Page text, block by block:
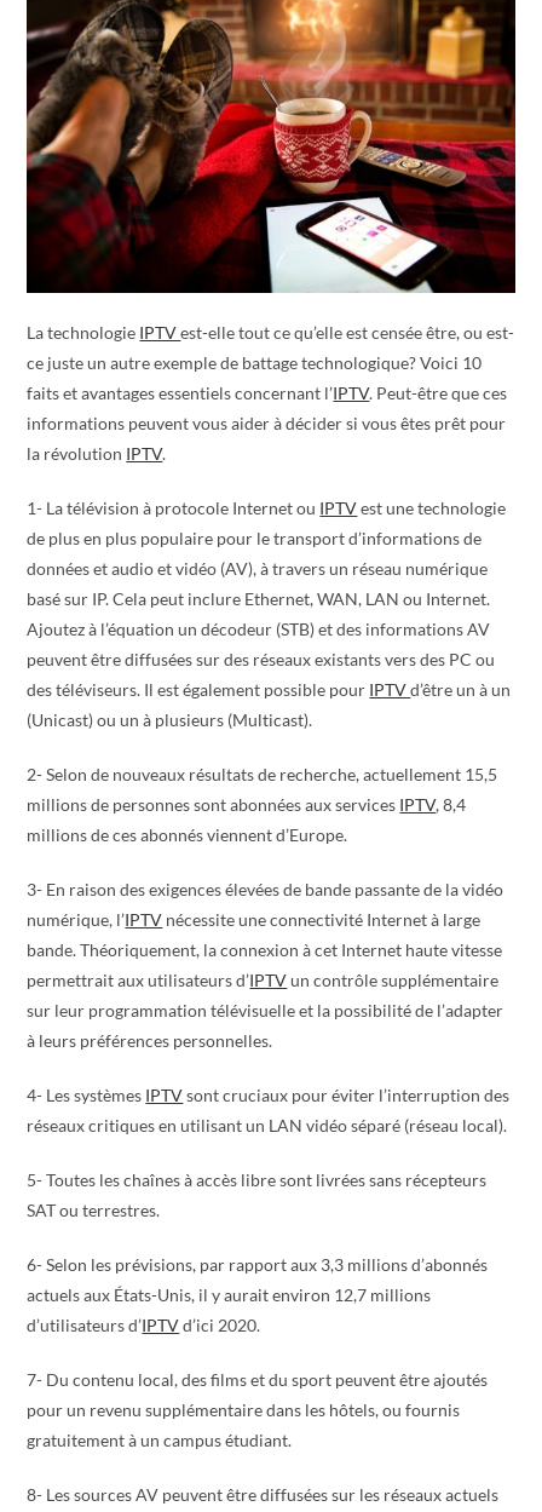
La technologie IPTVest-elle tout ce qu’elle est censée être, ou est-
ce juste un autre exemple de battage technologique? Voici 10
faits et avantages essentiels concernant l’IPTV. Peut-être que ces
informations peuvent vous aider à décider si vous êtes prêt pour
la révolution IPTV.
1- La télévision à protocole Internet ou IPTVest une technologie
de plus en plus populaire pour le transport d’informations de
données et audio et vidéo (AV), à travers un réseau numérique
basé sur IP. Cela peut inclure Ethernet, WAN, LAN ou Internet.
Ajoutez à l’équation un décodeur (STB) et des informations AV
peuvent être diffusées sur des réseaux existants vers des PC ou
des téléviseurs. Il est également possible pour IPTVd’être un à un
(Unicast) ou un à plusieurs (Multicast).
2- Selon de nouveaux résultats de recherche, actuellement 15,5
millions de personnes sont abonnées aux services IPTV, 8,4
millions de ces abonnés viennent d’Europe.
3- En raison des exigences élevées de bande passante de la vidéo
numérique, l’IPTV nécessite une connectivité Internet à large
bande. Théoriquement, la connexion à cet Internet haute vitesse
permettrait aux utilisateurs d’IPTVun contrôle supplémentaire
sur leur programmation télévisuelle et la possibilité de l’adapter
à leurs préférences personnelles.
4- Les systèmes IPTVsont cruciaux pour éviter l’interruption des
réseaux critiques en utilisant un LAN vidéo séparé (réseau local).
5- Toutes les chaînes à accès libre sont livrées sans récepteurs
SAT ou terrestres.
6- Selon les prévisions, par rapport aux 3,3 millions d’abonnés
actuels aux États-Unis, il y aurait environ 12,7 millions
d’utilisateurs d’IPTVd’ici 2020.
7- Du contenu local, des films et du sport peuvent être ajoutés
pour un revenu supplémentaire dans les hôtels, ou fournis
gratuitement à un campus étudiant.
8- Les sources AV peuvent être diffusées sur les réseaux actuels